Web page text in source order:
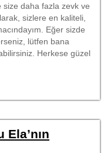
size daha fazla zevk ve
sizlere en kaliteli,
Eğer sizde
lütfen bana
Herkese güzel